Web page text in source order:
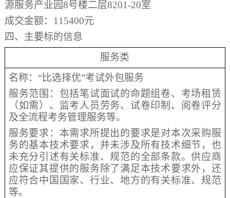
源服务产业园8号楼二层8201-20室
成交金额： 115400元
四、主要标的信息
服务类
名称： “比选择优”考试外包服务
服务范围： 包括笔试面试的命题组卷、考场租赁
（如需）、监考人员劳务、试卷印制、阅卷评分
及全流程考务管理服务等。
服务要求：本需求所提出的要求是对本次采购服
务的基本技术要求，并未涉及所有技术细节，也
未充分引述有关标准、规范的全部条款。供应商
应保证其提供的服务除了满足本技术要求外，还
应符合中国国家、行业、地方的有关标准、规范
等。